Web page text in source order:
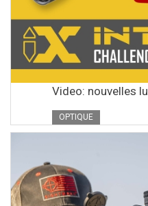
Video: nouvelles
OPTIQUE